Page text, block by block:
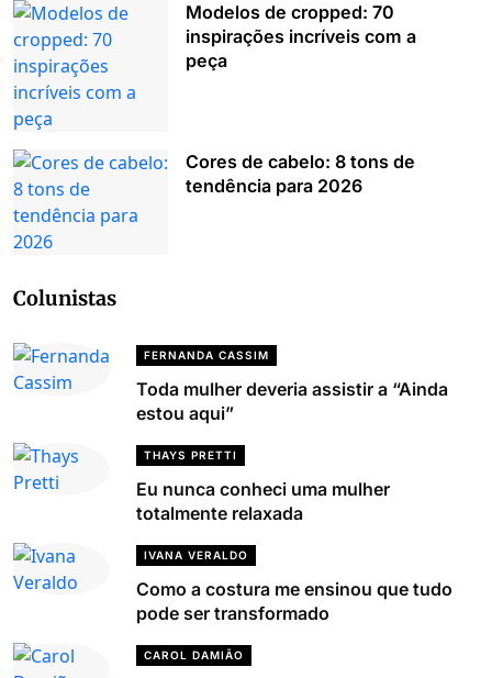
Modelos de cropped: 70
inspirações incríveis com a
peça
Cores de cabelo: 8 tons de
tendência para 2026
Colunistas
FERNANDA CASSIM
Toda mulher deveria assistir a “Ainda
estou aqui”
THAYS PRETTI
Eu nunca conheci uma mulher
totalmente relaxada
IVANA VERALDO
Como a costura me ensinou que tudo
pode ser transformado
CAROL DAMIÃO